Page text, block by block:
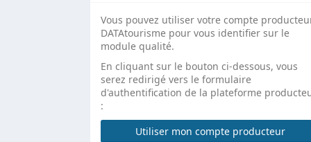
Vous pouvez utiliser votre compte
DATAtourisme pour vous identifier sur le
module qualité.
En cliquant sur le bouton ci-dessous, vous
serez redirigé vers le formulaire
d'authentification de la plateforme
:
Utiliser mon compte producteur